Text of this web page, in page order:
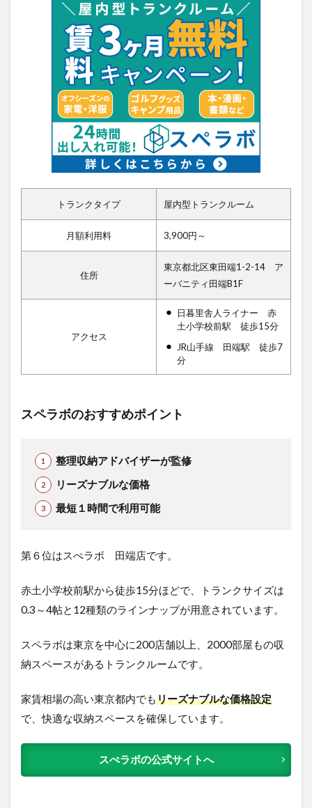
トランクタイプ 屋内型トランクルーム
月額利用料 3,900円～
住所
東京都北区東田端1-2-14 ア
ーバニティ田端B1F
アクセス
日暮里舎人ライナー 赤
土小学校前駅 徒歩15分
JR山手線 田端駅 徒歩7
分
スペラボのおすすめポイント
整理収納アドバイザーが監修
リーズナブルな価格
最短１時間で利用可能
第６位はスぺラボ 田端店です。
赤土小学校前駅から徒歩15分ほどで、トランクサイズは
0.3～4帖と12種類のラインナップが用意されています。
スペラボは東京を中心に200店舗以上、2000部屋もの収
納スペースがあるトランクルームです。
家賃相場の高い東京都内でもリーズナブルな価格設定
で、快適な収納スペースを確保しています。
スぺラボの公式サイトへ